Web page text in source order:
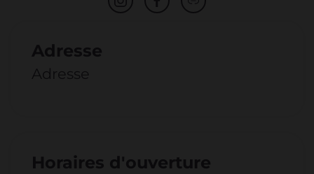
Adresse
Adresse
Horaires d'ouverture